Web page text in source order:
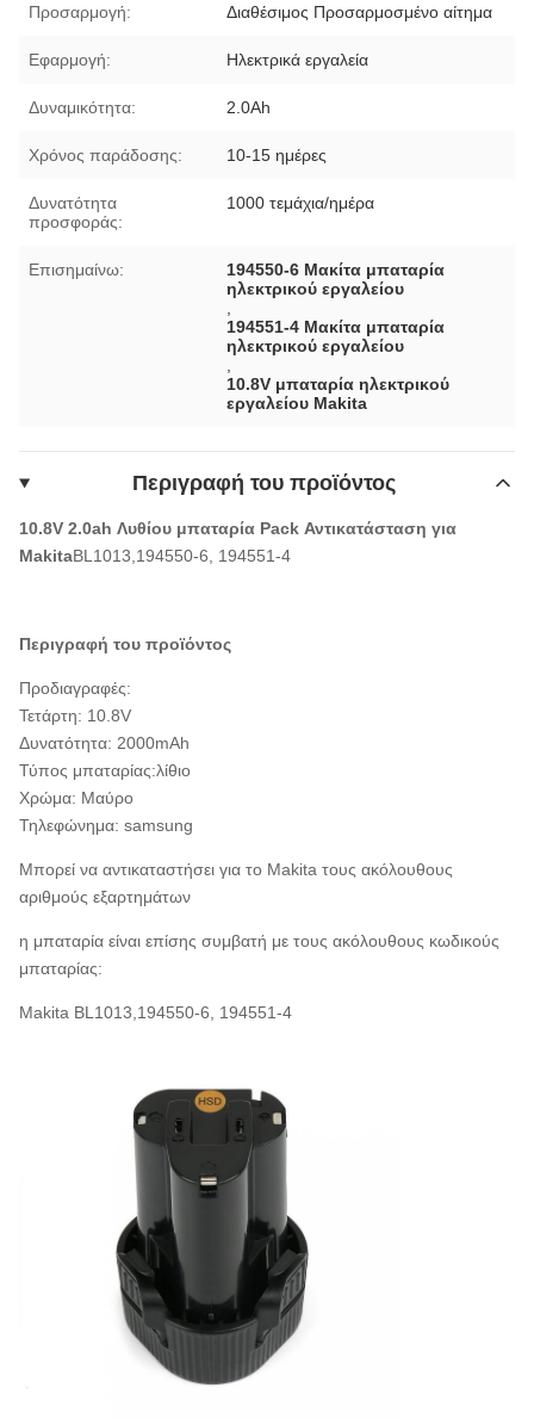
Προσαρμογή: Διαθέσιμος Προσαρμοσμένο αίτημα
Εφαρμογή: Ηλεκτρικά εργαλεία
Δυναμικότητα: 2.0Ah
Χρόνος παράδοσης: 10-15 ημέρες
Δυνατότητα
προσφοράς:
1000 τεμάχια/ημέρα
Επισημαίνω:
194550-6 Μακίτα μπαταρία
ηλεκτρικού εργαλείου
194551-4 Μακίτα μπαταρία
ηλεκτρικού εργαλείου
10.8V μπαταρία ηλεκτρικού
εργαλείου Makita
Περιγραφή του προϊόντος
10.8V 2.0ah Λυθίου μπαταρία Pack Αντικατάσταση για
MakitaBL1013,194550-6, 194551-4
Περιγραφή του προϊόντος
Προδιαγραφές:
Τετάρτη: 10.8V
Δυνατότητα: 2000mAh
Τύπος μπαταρίας:λίθιο
Χρώμα: Μαύρο
Τηλεφώνημα: samsung
Μπορεί να αντικαταστήσει για το Makita τους ακόλουθους
αριθμούς εξαρτημάτων
η μπαταρία είναι επίσης συμβατή με τους ακόλουθους κωδικούς
μπαταρίας:
Makita BL1013,194550-6, 194551-4